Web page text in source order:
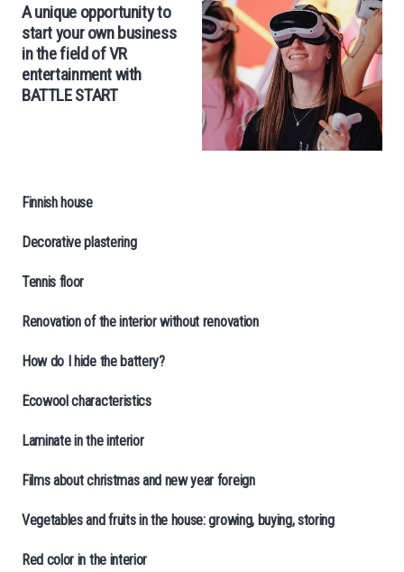
A unique opportunity to
start your own business
in the field of VR
entertainment with
BATTLE START
Finnish house
Decorative plastering
Tennis floor
Renovation of the interior without renovation
How do I hide the battery?
Ecowool characteristics
Laminate in the interior
Films about christmas and new year foreign
Vegetables and fruits in the house: growing, buying, storing
Red color in the interior